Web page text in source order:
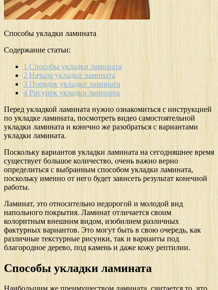
Способы укладки ламината
Содержание статьи:
1 Способы укладки ламината
2 Начало укладки ламината
3 Порядок укладки ламината
4 Рисунок укладки ламината
Перед укладкой ламината нужно ознакомиться с инструкцией
по укладке ламината, посмотреть видео самостоятельной
укладки ламината и конечно же разобраться с вариантами
укладки ламината.
Поскольку вариантов укладки ламината на сегодняшнее время
существует большое количество, очень важно верно
определиться с выбранным способом укладки ламината,
поскольку именно от него будет зависеть результат конечной
работы.
Ламинат, это относительно недорогой и молодой вид
напольного покрытия. Ламинат отличается своим
колоритным внешним видом, изобилием различных
фактурных вариантов. Это могут быть в свою очередь, как
различные текстурные рисунки, так и варианты под
благородное дерево, под камень и даже кожу рептилии.
Способы укладки ламината